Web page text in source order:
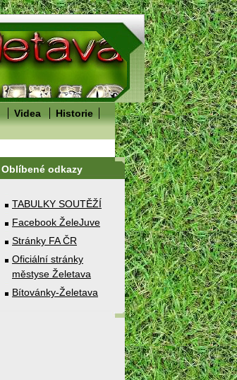
Videa
Historie
Oblíbené odkazy
TABULKY SOUTĚŽÍ
Facebook ŽeleJuve
Stránky FA ČR
Oficiální stránky
městyse Želetava
Bítovánky-Želetava